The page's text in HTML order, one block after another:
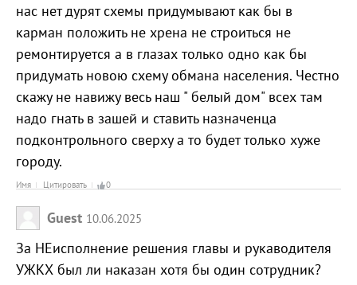
нас нет дурят схемы придумывают как бы в
карман положить не хрена не строиться не
ремонтируется а в глазах только одно как бы
придумать новою схему обмана населения. Честно
скажу не навижу весь наш " белый дом" всех там
надо гнать в зашей и ставить назначенца
подконтрольного сверху а то будет только хуже
городу.
Имя Цитировать 0
Guest 10.06.2025
За НЕисполнение решения главы и рукаводителя
УЖКХ был ли наказан хотя бы один сотрудник?